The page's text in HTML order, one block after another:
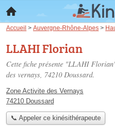
Accueil > Auvergne-Rhône-Alpes >
LLAHI Florian
Cette fiche présente "LLAHI
des vernays, 74210 Doussard.
Zone Activite des Vernays
74210 Doussard
📞 Appeler ce kinésithérapeute